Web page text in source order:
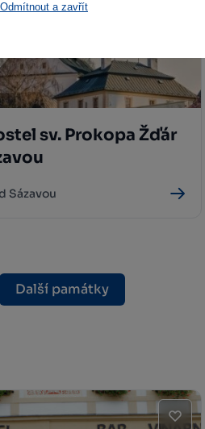
Odmítnout a zavřít
sv. Prokopa Žďár
Sázavou
Další památky